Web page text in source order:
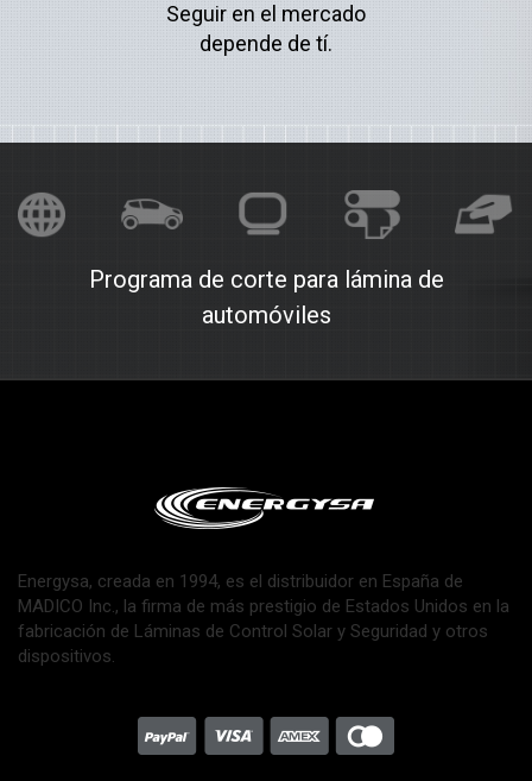
Seguir en el mercado
depende de tí.
Programa de corte para lámina de
automóviles
Energysa, creada en 1994, es el distribuidor en España de
MADICO Inc., la firma de más prestigio de Estados Unidos en la
fabricación de Láminas de Control Solar y Seguridad y otros
dispositivos.